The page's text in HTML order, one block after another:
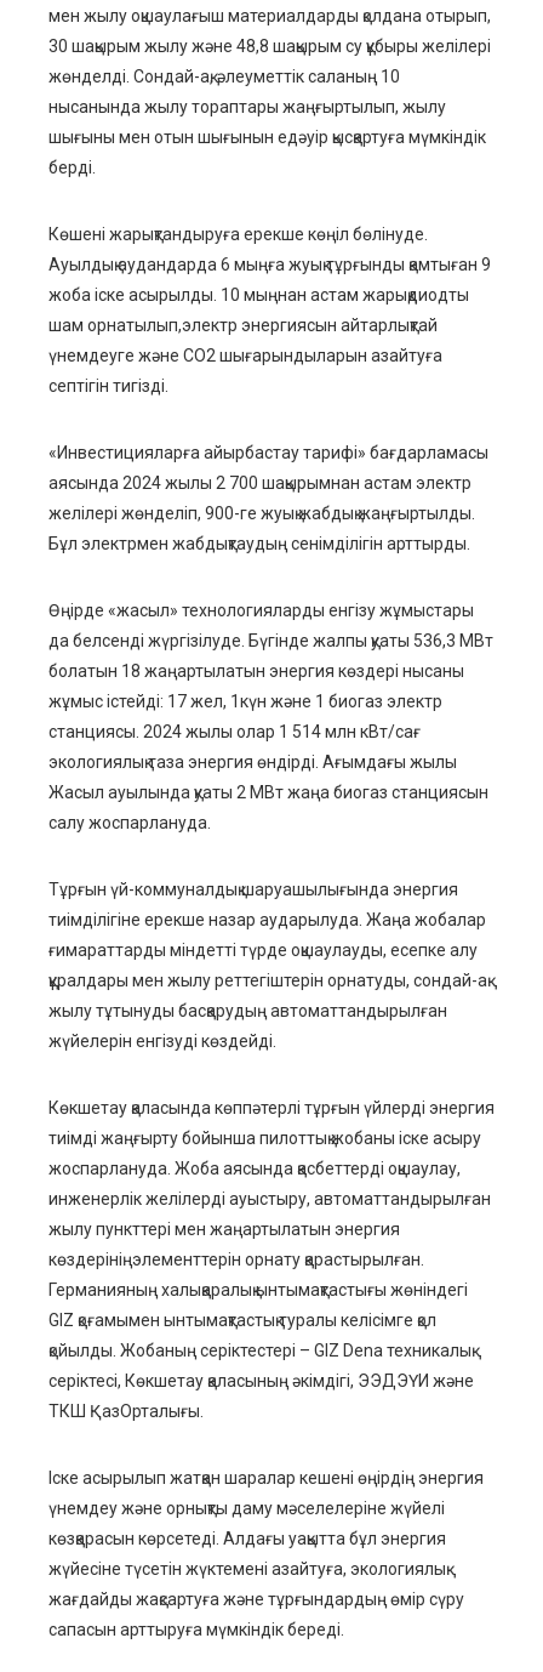
мен жылу оқшаулағыш материалдарды қолдана отырып,
30 шақырым жылу және 48,8 шақырым су құбыры желілері
жөнделді. Сондай-ақ, әлеуметтік саланың 10
нысанындажылу тораптары жаңғыртылып, жылу
шығыны мен отын шығынын едәуір қысқартуға мүмкіндік
берді.
Көшені жарықтандыруғаерекше көңіл бөлінуде.
Ауылдық аудандарда 6 мыңға жуық тұрғынды қамтыған 9
жоба іске асырылды. 10 мыңнан астам жарықдиодты
шам орнатылып,электр энергиясын айтарлықтай
үнемдеуге және CO2шығарындыларын азайтуға
септігін тигізді.
«Инвестицияларға айырбастау тарифі» бағдарламасы
аясында 2024 жылы 2 700 шақырымнан астам электр
желілері жөнделіп, 900-ге жуық жабдық жаңғыртылды.
Бұл электрмен жабдықтаудың сенімділігін арттырды.
Өңірде «жасыл» технологияларды енгізу жұмыстары
да белсенді жүргізілуде. Бүгінде жалпы қуаты 536,3 МВт
болатын 18 жаңартылатын энергия көздері нысаны
жұмыс істейді: 17 жел, 1күн және 1 биогаз электр
станциясы. 2024 жылы олар 1 514млн кВт/сағ
экологиялық таза энергия өндірді. Ағымдағы жылы
Жасыл ауылында қуаты 2 МВт жаңа биогаз станциясын
салу жоспарлануда.
Тұрғын үй-коммуналдық шаруашылығында энергия
тиімділігіне ерекше назар аударылуда. Жаңа жобалар
ғимараттарды міндетті түрде оқшаулауды, есепке алу
құралдары мен жылу реттегіштерін орнатуды, сондай-ақ
жылу тұтынуды басқарудың автоматтандырылған
жүйелерін енгізуді көздейді.
Көкшетауқаласындакөппәтерлі тұрғын үйлерді энергия
тиімді жаңғырту бойынша пилоттық жобаны іске асыру
жоспарлануда. Жоба аясындақасбеттерді оқшаулау,
инженерлік желілерді ауыстыру, автоматтандырылған
жылу пункттері мен жаңартылатын энергия
көздерініңэлементтерін орнатуқарастырылған.
Германияның халықаралық ынтымақтастығы жөніндегі
GIZ қоғамымен ынтымақтастық туралы келісімге қол
қойылды. Жобаның серіктестері – GIZ Dena техникалық
серіктесі, Көкшетау қаласының әкімдігі, ЭЭДЭҮИ және
ТКШ ҚазОрталығы.
Іске асырылып жатқан шаралар кешені өңірдің энергия
үнемдеу және орнықты даму мәселелеріне жүйелі
көзқарасын көрсетеді. Алдағы уақыттабұл энергия
жүйесіне түсетін жүктемені азайтуға, экологиялық
жағдайды жақсартуға және тұрғындардың өмір сүру
сапасын арттыруға мүмкіндік береді.